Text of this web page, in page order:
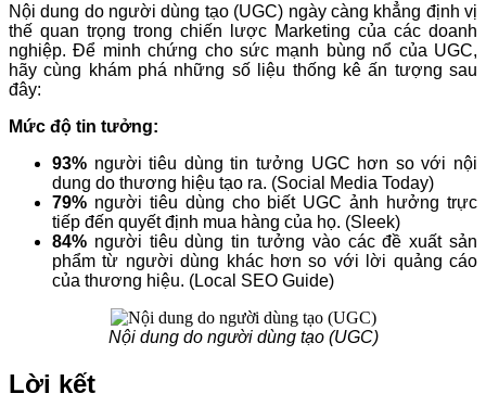
Nội dung do người dùng tạo (UGC) ngày càng khẳng định vị
thế quan trọng trong chiến lược Marketing của các doanh
nghiệp. Để minh chứng cho sức mạnh bùng nổ của UGC,
hãy cùng khám phá những số liệu thống kê ấn tượng sau
đây:
Mức độ tin tưởng:
93% người tiêu dùng tin tưởng UGC hơn so với nội
dung do thương hiệu tạo ra. (Social Media Today)
79% người tiêu dùng cho biết UGC ảnh hưởng trực
tiếp đến quyết định mua hàng của họ. (Sleek)
84% người tiêu dùng tin tưởng vào các đề xuất sản
phẩm từ người dùng khác hơn so với lời quảng cáo
của thương hiệu. (Local SEO Guide)
Nội dung do người dùng tạo (UGC)
Lời kết